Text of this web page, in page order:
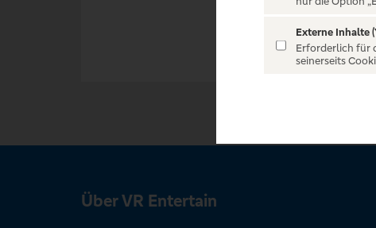
Über VR Entertain
Externe Inhalte
Erforderlich für
seinerseits